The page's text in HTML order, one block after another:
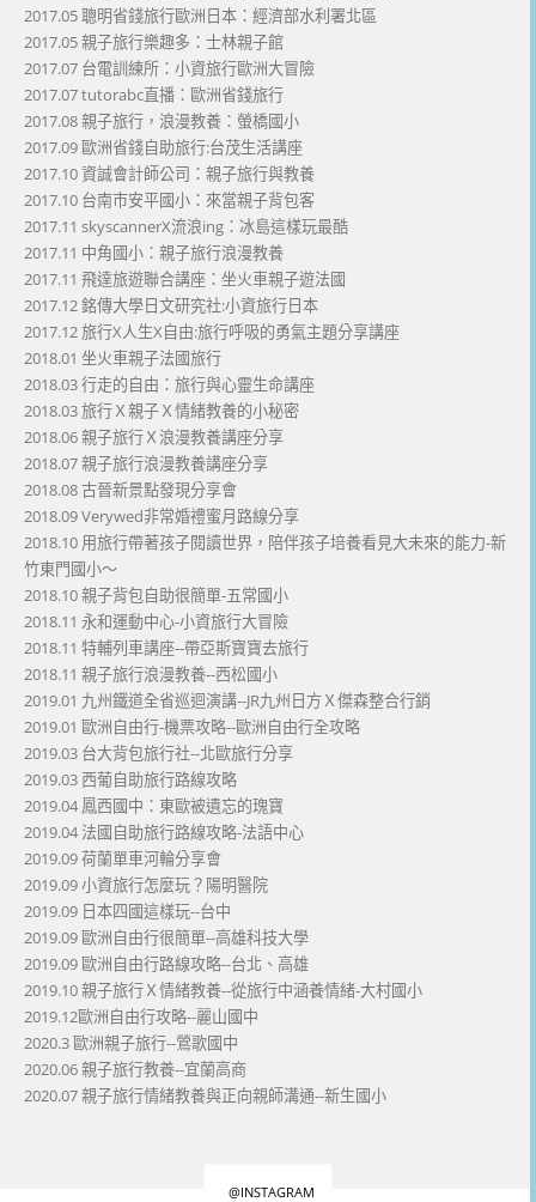
2017.05 聰明省錢旅行歐洲日本：經濟部水利署北區
2017.05 親子旅行樂趣多：士林親子館
2017.07 台電訓練所：小資旅行歐洲大冒險
2017.07 tutorabc直播：歐洲省錢旅行
2017.08 親子旅行，浪漫教養：螢橋國小
2017.09 歐洲省錢自助旅行:台茂生活講座
2017.10 資誠會計師公司：親子旅行與教養
2017.10 台南市安平國小：來當親子背包客
2017.11 skyscannerX流浪ing：冰島這樣玩最酷
2017.11 中角國小：親子旅行浪漫教養
2017.11 飛達旅遊聯合講座：坐火車親子遊法國
2017.12 銘傳大學日文研究社:小資旅行日本
2017.12 旅行X人生X自由:旅行呼吸的勇氣主題分享講座
2018.01 坐火車親子法國旅行
2018.03 行走的自由：旅行與心靈生命講座
2018.03 旅行Ｘ親子Ｘ情緒教養的小秘密
2018.06 親子旅行Ｘ浪漫教養講座分享
2018.07 親子旅行浪漫教養講座分享
2018.08 古晉新景點發現分享會
2018.09 Verywed非常婚禮蜜月路線分享
2018.10 用旅行帶著孩子閱讀世界，陪伴孩子培養看見大未來的能力-新
竹東門國小～
2018.10 親子背包自助很簡單-五常國小
2018.11 永和運動中心-小資旅行大冒險
2018.11 特輔列車講座--帶亞斯寶寶去旅行
2018.11 親子旅行浪漫教養--西松國小
2019.01 九州鐵道全省巡迴演講--JR九州日方Ｘ傑森整合行銷
2019.01 歐洲自由行-機票攻略--歐洲自由行全攻略
2019.03 台大背包旅行社--北歐旅行分享
2019.03 西葡自助旅行路線攻略
2019.04 鳳西國中：東歐被遺忘的瑰寶
2019.04 法國自助旅行路線攻略-法語中心
2019.09 荷蘭單車河輪分享會
2019.09 小資旅行怎麼玩？陽明醫院
2019.09 日本四國這樣玩--台中
2019.09 歐洲自由行很簡單--高雄科技大學
2019.09 歐洲自由行路線攻略--台北、高雄
2019.10 親子旅行Ｘ情緒教養--從旅行中涵養情緒-大村國小
2019.12歐洲自由行攻略--麗山國中
2020.3 歐洲親子旅行--鶯歌國中
2020.06 親子旅行教養--宜蘭高商
2020.07 親子旅行情緒教養與正向親師溝通--新生國小
@INSTAGRAM